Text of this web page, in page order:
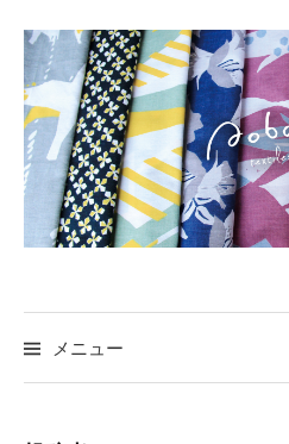
ン
テ
ン
ツ
へ
メニュー